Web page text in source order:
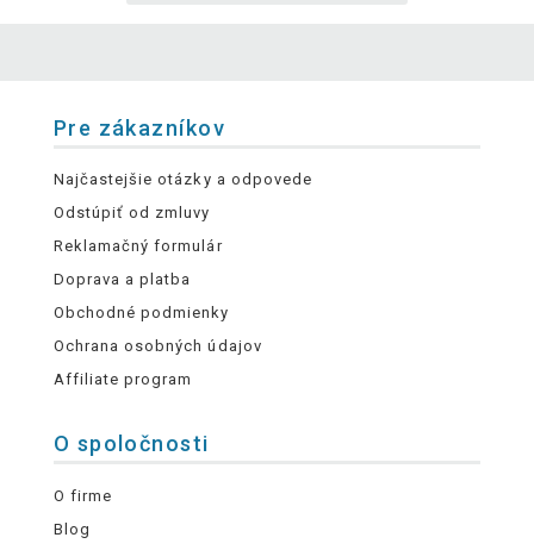
Pre zákazníkov
Najčastejšie otázky a odpovede
Odstúpiť od zmluvy
Reklamačný formulár
Doprava a platba
Obchodné podmienky
Ochrana osobných údajov
Affiliate program
O spoločnosti
O firme
Blog